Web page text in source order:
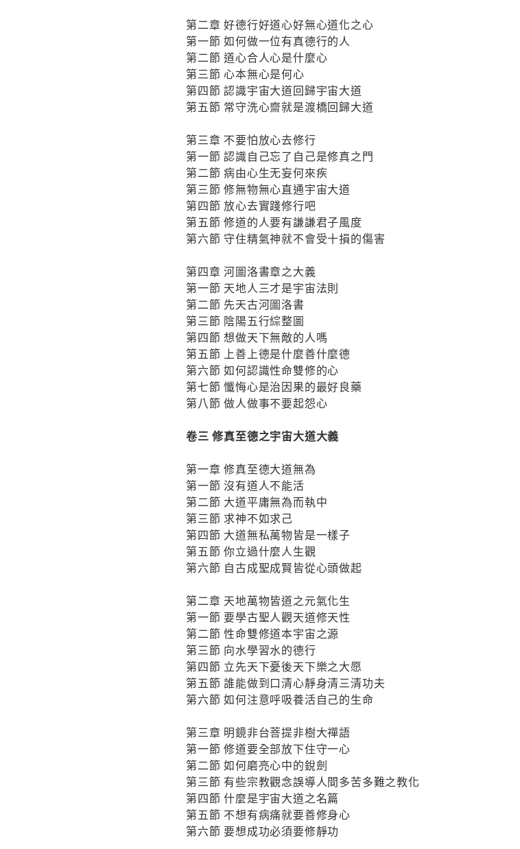
第二章 好德行好道心好無心道化之心
第一節 如何做一位有真德行的人
第二節 道心合人心是什麼心
第三節 心本無心是何心
第四節 認識宇宙大道回歸宇宙大道
第五節 常守洗心齋就是渡橋回歸大道
第三章 不要怕放心去修行
第一節 認識自己忘了自己是修真之門
第二節 病由心生无妄何來疾
第三節 修無物無心直通宇宙大道
第四節 放心去實踐修行吧
第五節 修道的人要有謙謙君子風度
第六節 守住精氣神就不會受十損的傷害
第四章 河圖洛書章之大義
第一節 天地人三才是宇宙法則
第二節 先天古河圖洛書
第三節 陰陽五行綜整圖
第四節 想做天下無敵的人嗎
第五節 上善上德是什麼善什麼德
第六節 如何認識性命雙修的心
第七節 懺悔心是治因果的最好良藥
第八節 做人做事不要起怨心
卷三 修真至德之宇宙大道大義
第一章 修真至德大道無為
第一節 沒有道人不能活
第二節 大道平庸無為而執中
第三節 求神不如求己
第四節 大道無私萬物皆是一樣子
第五節 你立過什麼人生觀
第六節 自古成聖成賢皆從心頭做起
第二章 天地萬物皆道之元氣化生
第一節 要學古聖人觀天道修天性
第二節 性命雙修道本宇宙之源
第三節 向水學習水的德行
第四節 立先天下憂後天下樂之大愿
第五節 誰能做到口清心靜身清三清功夫
第六節 如何注意呼吸養活自己的生命
第三章 明鏡非台菩提非樹大禪語
第一節 修道要全部放下住守一心
第二節 如何磨亮心中的銳劍
第三節 有些宗教觀念誤導人間多苦多難之教化
第四節 什麼是宇宙大道之名篇
第五節 不想有病痛就要善修身心
第六節 要想成功必須要修靜功